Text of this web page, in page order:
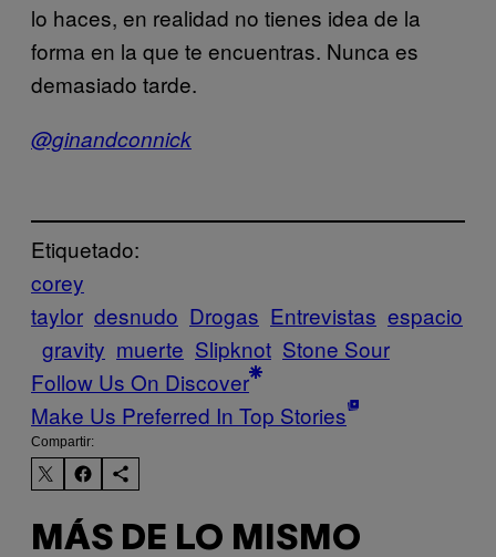
lo haces, en realidad no tienes idea de la
forma en la que te encuentras. Nunca es
demasiado tarde.
@ginandconnick
Etiquetado:
corey
taylor desnudo Drogas Entrevistas espacio
gravity muerte Slipknot Stone Sour
Follow Us On Discover
Make Us Preferred In Top Stories
Compartir:
MÁS DE LO MISMO